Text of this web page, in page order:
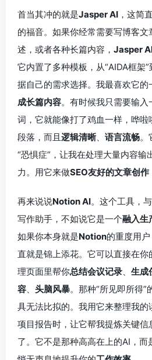
首当其冲的就是Jasper AI ，这简
的福音。如果你经常需要写博客
述，或者各种长篇内容， Jasper
它内置了多种模板，从“AIDA框架
据自己的需求选择。我最喜欢它的
成长篇内容。有时候我只需要输
词，它就能像打了鸡血一样，哗啦
段落，而且逻辑清晰、 语言流畅。
“恐惧症”，让我在处理大量内容输
力。用它来做SEO友好的文章创作
再来说说Notion AI。这个工具，
写作助手，不如说它是一个融入生
如果你本身就是Notion的重度用
直就是锦上添花。它可以直接在你
理页面里帮你总结会议记录、 生成
容、 头脑风暴。那种“所见即所得
具无法比拟的。我用它来整理我的
项目报告时，让它帮我提炼关键
了。它不是那种高高在上的AI，而